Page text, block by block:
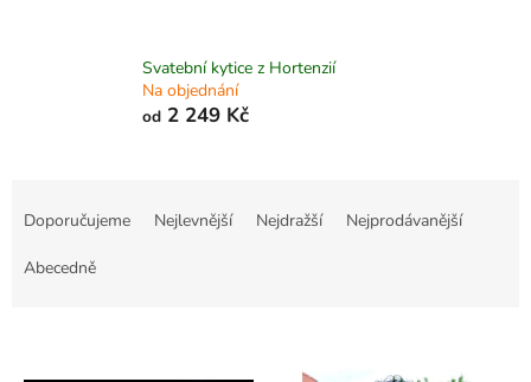
Svatební kytice z Hortenzií
Na objednání
od 2 249 Kč
Doporučujeme Nejlevnější Nejdražší Nejprodávanější
Abecedně